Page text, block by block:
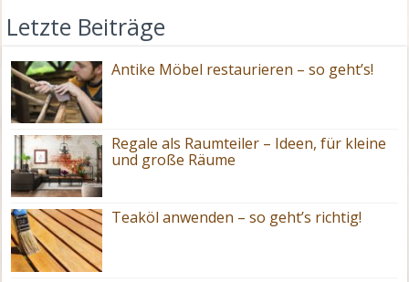
Letzte Beiträge
Antike Möbel restaurieren – so geht’s!
Regale als Raumteiler – Ideen, für kleine
und große Räume
Teaköl anwenden – so geht’s richtig!